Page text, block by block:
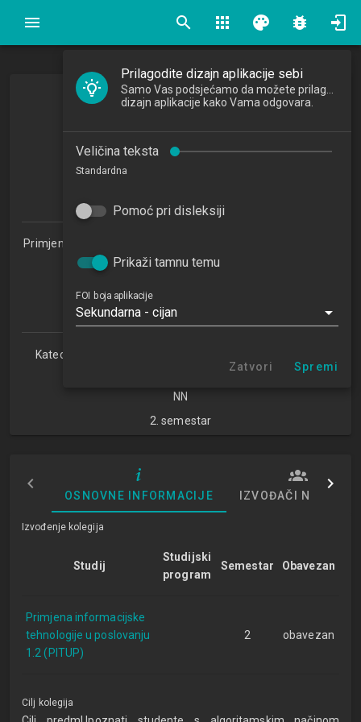
search apps palette bug_report
Programiranje
Programming
2014/2015
Primjena informacijske tehnologije u poslovanju 1.2 (PITUP)
Studijski centar Zabok (PITUP 1.2)
Studijski centar Križevci
Studijski centar Sisak
Katedra za teorijske i primijenjene osnove informacijskih
NN
2. semestar
OSNOVNE INFORMACIJE IZVOĐAČI NASTAVE
Izvođenje kolegija
Studij
Studijski
program
Semestar Obavezan
Primjena informacijske
tehnologije u poslovanju
1.2 (PITUP)
2 obavezan
Cilj kolegija
Prilagodite dizajn aplikacije sebi
dizajn aplikacije kako Vama odgovara.
Veličina teksta
Standardna
Pomoć pri disleksiji
Prikaži tamnu temu
FOI boja aplikacije
Sekundarna - cijan
Zatvori Spremi